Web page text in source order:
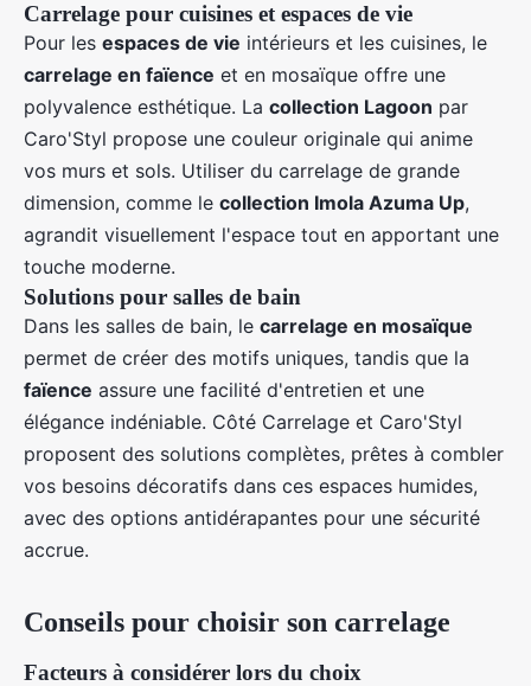
Carrelage pour cuisines et espaces de vie
Pour les espaces de vie intérieurs et les cuisines, le
carrelage en faïence et en mosaïque offre une
polyvalence esthétique. La collection Lagoon par
Caro'Styl propose une couleur originale qui anime
vos murs et sols. Utiliser du carrelage de grande
dimension, comme le collection Imola Azuma Up,
agrandit visuellement l'espace tout en apportant une
touche moderne.
Solutions pour salles de bain
Dans les salles de bain, le carrelage en mosaïque
permet de créer des motifs uniques, tandis que la
faïence assure une facilité d'entretien et une
élégance indéniable. Côté Carrelage et Caro'Styl
proposent des solutions complètes, prêtes à combler
vos besoins décoratifs dans ces espaces humides,
avec des options antidérapantes pour une sécurité
accrue.
Conseils pour choisir son carrelage
Facteurs à considérer lors du choix